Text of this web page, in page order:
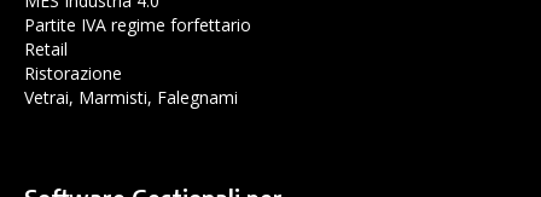
Partite IVA regime forfettario
Retail
Ristorazione
Vetrai, Marmisti, Falegnami